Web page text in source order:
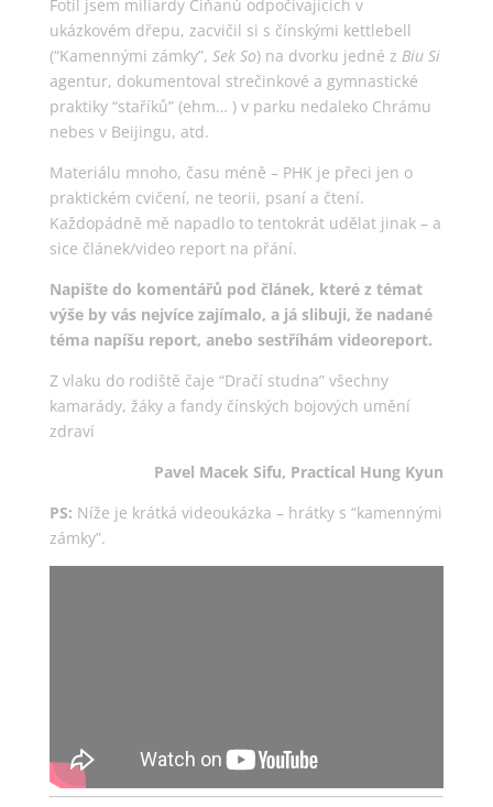
Fotil jsem miliardy Číňanů odpočívajících v
ukázkovém dřepu, zacvičil si s čínskými kettlebell
(“Kamennými zámky”, Sek So) na dvorku jedné z Biu Si
agentur, dokumentoval strečinkové a gymnastické
praktiky “staříků” (ehm… ) v parku nedaleko Chrámu
nebes v Beijingu, atd.
Materiálu mnoho, času méně – PHK je přeci jen o
praktickém cvičení, ne teorii, psaní a čtení.
Každopádně mě napadlo to tentokrát udělat jinak – a
sice článek/video report na přání.
Napište do komentářů pod článek, které z témat
výše by vás nejvíce zajímalo, a já slibuji, že nadané
téma napíšu report, anebo sestříhám videoreport.
Z vlaku do rodiště čaje “Dračí studna” všechny
kamarády, žáky a fandy čínských bojových umění
zdraví
Pavel Macek Sifu, Practical Hung Kyun
PS: Níže je krátká videoukázka – hrátky s “kamennými
zámky”.